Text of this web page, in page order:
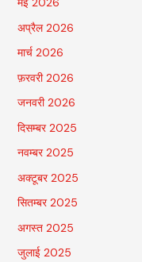
अप्रैल 2026
मार्च 2026
फ़रवरी 2026
जनवरी 2026
दिसम्बर 2025
नवम्बर 2025
अक्टूबर 2025
सितम्बर 2025
अगस्त 2025
जुलाई 2025